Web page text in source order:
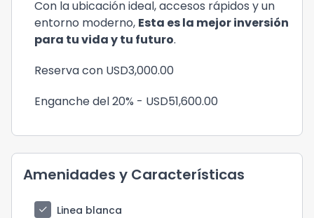
Con la ubicación ideal, accesos rápidos y un
entorno moderno, Esta es la mejor inversión
para tu vida y tu futuro.
Reserva con USD3,000.00
Enganche del 20% - USD51,600.00
Amenidades y Características
check
Linea blanca